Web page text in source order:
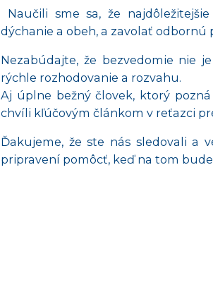
Naučili sme sa, že
dýchanie a obeh, a zavolať odbornú
Nezabúdajte, že bezvedomie nie
rýchle rozhodovanie a rozvahu.
Aj úplne bežný človek, ktorý
chvíli kľúčovým článkom v reťazci
Ďakujeme, že ste nás sledovali a
pripravení pomôcť, keď na tom